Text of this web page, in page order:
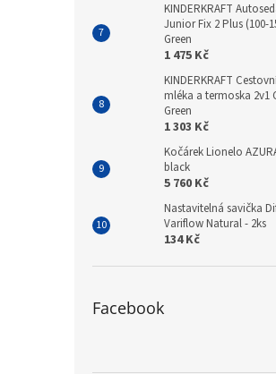
KINDERKRAFT
Junior Fix 2 Plus (100-
Green
1 475 Kč
KINDERKRAFT
mléka a termoska 2v1
Green
1 303 Kč
Kočárek Lionelo
black
5 760 Kč
Nastavitelná savička
Variflow Natural - 2ks
134 Kč
Facebook